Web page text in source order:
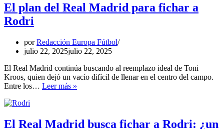
fichar
a
verano
El plan del Real Madrid para fichar a
Rodri
porRedacción Europa Fútbol
julio 22, 2025julio 22, 2025
El Real Madrid continúa buscando al reemplazo ideal de Toni
Kroos, quien dejó un vacío difícil de llenar en el centro del campo.
Entre los… Leer más »
Madrid
El Real Madrid busca fichar a Rodri: ¿un